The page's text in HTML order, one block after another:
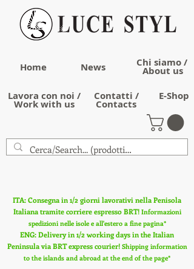
Home News Chi siamo /
About us
Lavora con noi /
Work with us
Contatti /
Contacts
E-Shop
ITA: Consegna in 1/2 giorni lavorativi nella Penisola
Italiana tramite corriere espresso BRT! Informazioni
spedizioni nelle isole e all'estero a fine pagina*
ENG: Delivery in 1/2 working days in the Italian
Peninsula via BRT express courier! Shipping information
to the islands and abroad at the end of the page*